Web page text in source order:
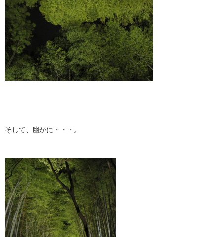
そして、幽かに・・・。